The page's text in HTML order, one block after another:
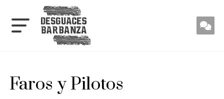
Faros y Pilotos